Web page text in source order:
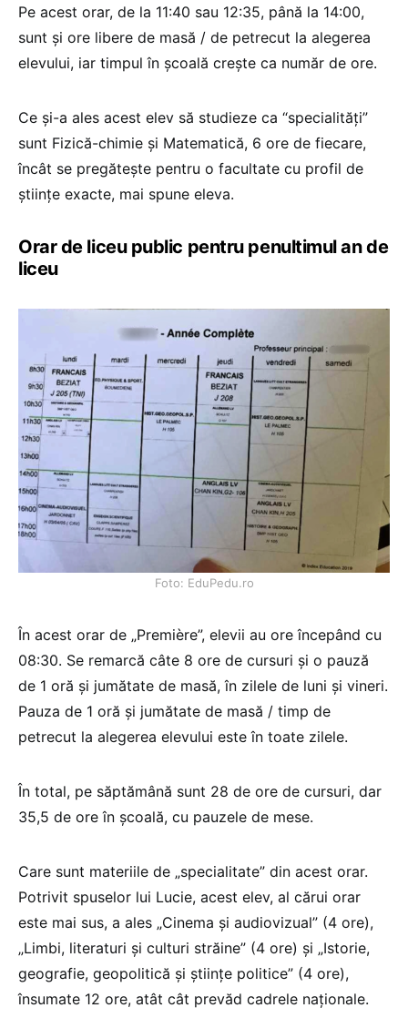
Pe acest orar, de la 11:40 sau 12:35, până la 14:00,
sunt și ore libere de masă / de petrecut la alegerea
elevului, iar timpul în școală crește ca număr de ore.
Ce și-a ales acest elev să studieze ca “specialități”
sunt Fizică-chimie și Matematică, 6 ore de fiecare,
încât se pregătește pentru o facultate cu profil de
științe exacte, mai spune eleva.
Orar de liceu public pentru penultimul an de
liceu
Foto: EduPedu.ro
În acest orar de „Première”, elevii au ore începând cu
08:30. Se remarcă câte 8 ore de cursuri și o pauză
de 1 oră și jumătate de masă, în zilele de luni și vineri.
Pauza de 1 oră și jumătate de masă / timp de
petrecut la alegerea elevului este în toate zilele.
În total, pe săptămână sunt 28 de ore de cursuri, dar
35,5 de ore în școală, cu pauzele de mese.
Care sunt materiile de „specialitate” din acest orar.
Potrivit spuselor lui Lucie, acest elev, al cărui orar
este mai sus, a ales „Cinema și audiovizual” (4 ore),
„Limbi, literaturi și culturi străine” (4 ore) și „Istorie,
geografie, geopolitică și științe politice” (4 ore),
însumate 12 ore, atât cât prevăd cadrele naționale.